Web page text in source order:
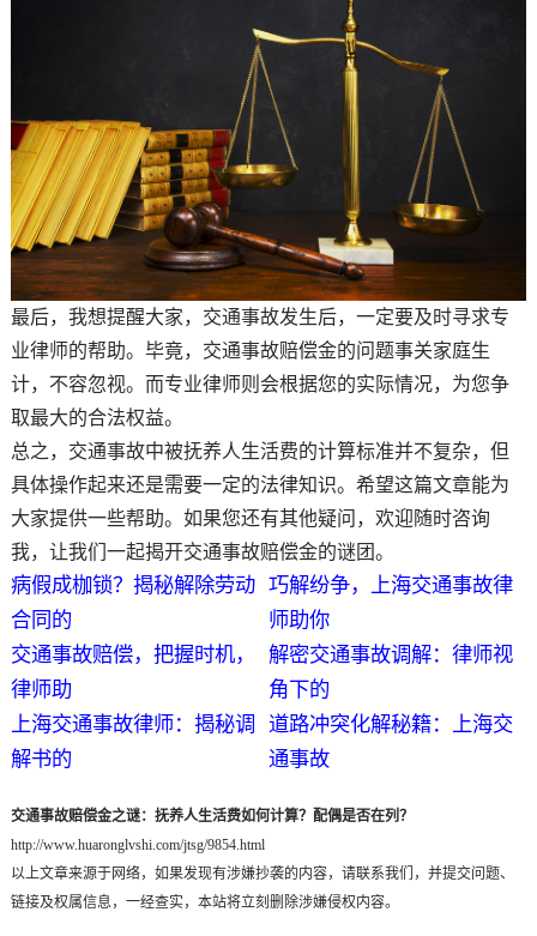
最后，我想提醒大家，交通事故发生后，一定要及时寻求专
业律师的帮助。毕竟，交通事故赔偿金的问题事关家庭生
计，不容忽视。而专业律师则会根据您的实际情况，为您争
取最大的合法权益。
总之，交通事故中被抚养人生活费的计算标准并不复杂，但
具体操作起来还是需要一定的法律知识。希望这篇文章能为
大家提供一些帮助。如果您还有其他疑问，欢迎随时咨询
我，让我们一起揭开交通事故赔偿金的谜团。
病假成枷锁？揭秘解除劳动
合同的
巧解纷争，上海交通事故律
师助你
交通事故赔偿，把握时机，
律师助
解密交通事故调解：律师视
角下的
上海交通事故律师：揭秘调
解书的
道路冲突化解秘籍：上海交
通事故
交通事故赔偿金之谜：抚养人生活费如何计算？配偶是否在列？
http://www.huaronglvshi.com/jtsg/9854.html
以上文章来源于网络，如果发现有涉嫌抄袭的内容，请联系我们，并提交问题、
链接及权属信息，一经查实，本站将立刻删除涉嫌侵权内容。